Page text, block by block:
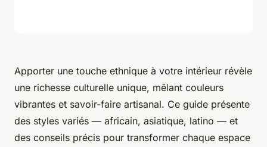
Apporter une touche ethnique à votre intérieur révèle
une richesse culturelle unique, mêlant couleurs
vibrantes et savoir-faire artisanal. Ce guide présente
des styles variés — africain, asiatique, latino — et
des conseils précis pour transformer chaque espace